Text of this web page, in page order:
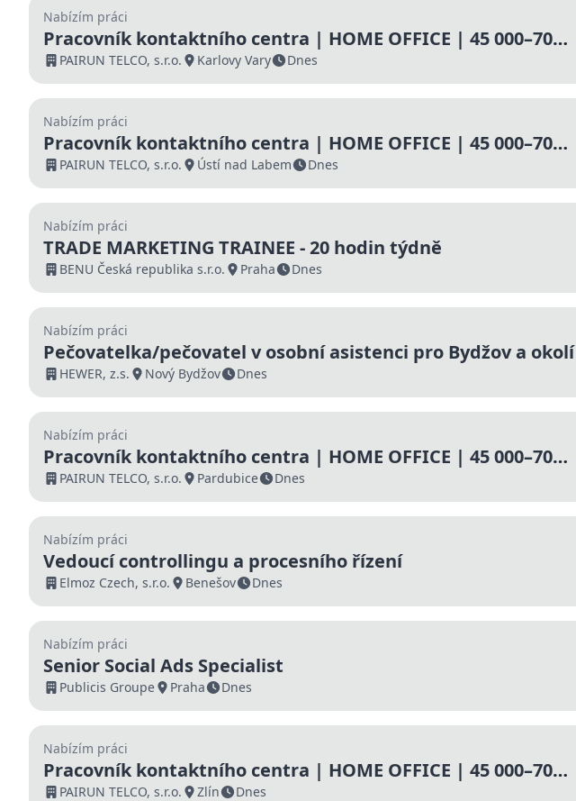
Nabízím práci
Pracovník kontaktního centra | HOME OFFICE | 45 000–70
000 Kč | Nástup ihned
PAIRUN TELCO, s.r.o. Karlovy Vary Dnes
Nabízím práci
Pracovník kontaktního centra | HOME OFFICE | 45 000–70
000 Kč | Nástup ihned
PAIRUN TELCO, s.r.o. Ústí nad Labem Dnes
Nabízím práci
TRADE MARKETING TRAINEE - 20 hodin týdně
BENU Česká republika s.r.o. Praha Dnes
Nabízím práci
Pečovatelka/pečovatel v osobní asistenci pro Bydžov a okolí
HEWER, z.s. Nový Bydžov Dnes
Nabízím práci
Pracovník kontaktního centra | HOME OFFICE | 45 000–70
000 Kč | Nástup ihned
PAIRUN TELCO, s.r.o. Pardubice Dnes
Nabízím práci
Vedoucí controllingu a procesního řízení
Elmoz Czech, s.r.o. Benešov Dnes
Nabízím práci
Senior Social Ads Specialist
Publicis Groupe Praha Dnes
Nabízím práci
Pracovník kontaktního centra | HOME OFFICE | 45 000–70
000 Kč | Nástup ihned
PAIRUN TELCO, s.r.o. Zlín Dnes